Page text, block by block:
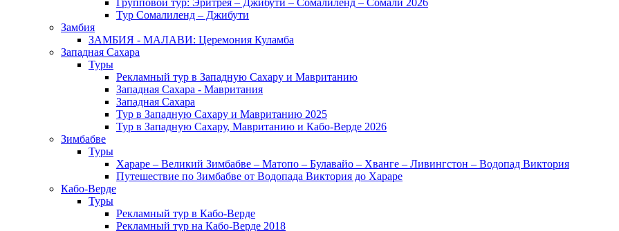
Групповой тур: Эритрея – Джибути – Сомалиленд – Сомали 2026
Тур Cомалиленд – Джибути
Замбия
ЗАМБИЯ - МАЛАВИ: Церемония Куламба
Западная Сахара
Туры
Рекламный тур в Западную Сахару и Мавританию
Западная Сахара - Мавритания
Западная Сахара
Тур в Западную Сахару и Мавританию 2025
Тур в Западную Сахару, Мавританию и Кабо-Верде 2026
Зимбабве
Туры
Хараре – Великий Зимбабве – Матопо – Булавайо – Хванге – Ливингстон – Водопад Виктория
Путешествие по Зимбабве от Водопада Виктория до Хараре
Кабо-Верде
Туры
Рекламный тур в Кабо-Верде
Рекламный тур на Кабо-Верде 2018